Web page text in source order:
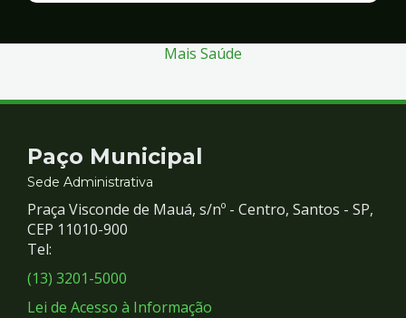
Segurança
Mais Saúde
Contato
e
Redes
Sociais
Paço Municipal
Sede Administrativa
Praça Visconde de Mauá, s/nº - Centro, Santos - SP,
CEP 11010-900
Tel:
(13) 3201-5000
Lei de Acesso à Informação